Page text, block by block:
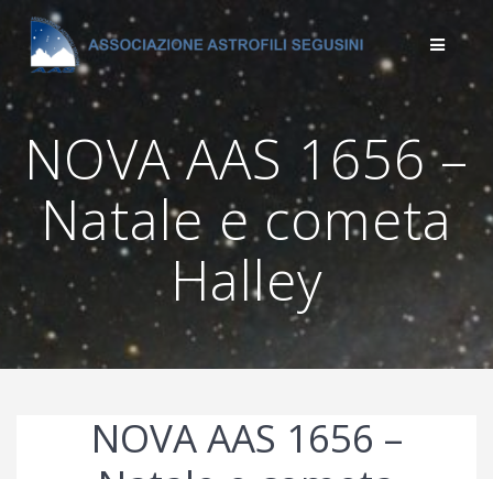
Salta
al
contenuto
NOVA AAS 1656 –
Natale e cometa
Halley
NOVA AAS 1656 –